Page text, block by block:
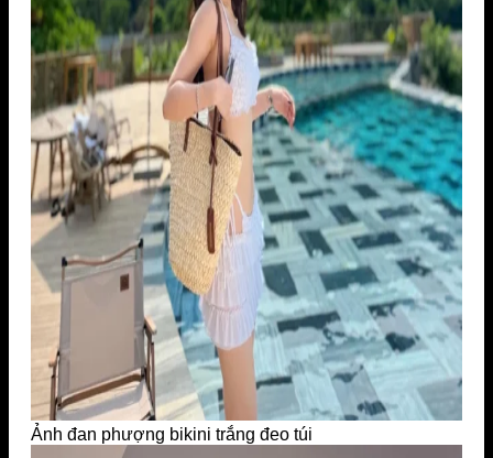
Ảnh đan phượng bikini trắng đeo túi